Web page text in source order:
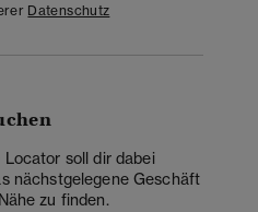
Datenschutz
Locator soll dir dabei
nächstgelegene Geschäft
zu finden.